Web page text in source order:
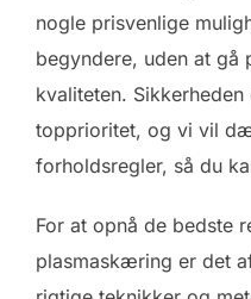
nogle prisvenlige
begyndere, uden at gå
kvaliteten.
topprioritet, og vi vil
forholdsregler, så du
For at opnå de bedste
plasmaskæring er det